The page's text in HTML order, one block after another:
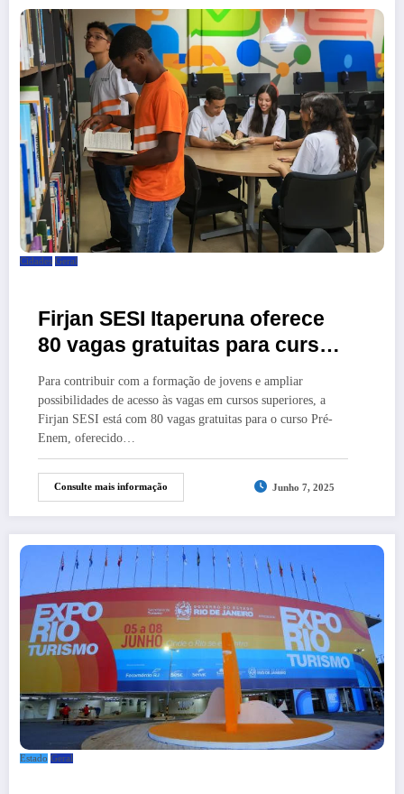
Cidades Geral
Firjan SESI Itaperuna oferece
80 vagas gratuitas para curso
Pré-enem
Para contribuir com a formação de jovens e ampliar
possibilidades de acesso às vagas em cursos superiores, a
Firjan SESI está com 80 vagas gratuitas para o curso Pré-
Enem, oferecido…
Consulte mais informação Junho 7, 2025
Estado Geral